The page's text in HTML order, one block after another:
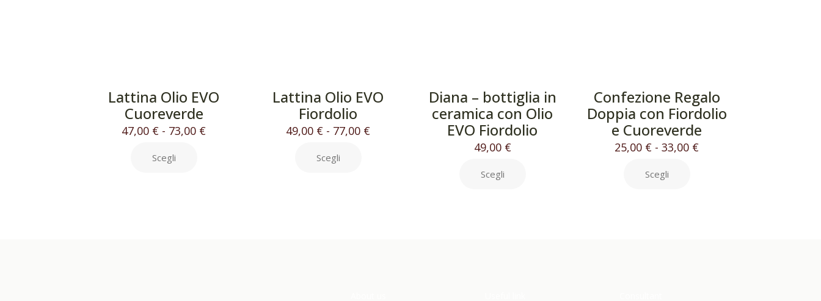
Lattina Olio EVO
Cuoreverde
47,00 € - 73,00 €
Scegli
Lattina Olio EVO
Fiordolio
49,00 € - 77,00 €
Scegli
Diana – bottiglia in
ceramica con Olio
EVO Fiordolio
49,00 €
Scegli
Confezione Regalo
Doppia con Fiordolio
e Cuoreverde
25,00 € - 33,00 €
Scegli